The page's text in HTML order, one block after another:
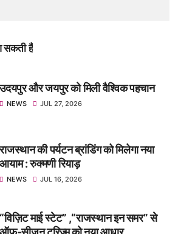
सकती हैं
उदयपुर और जयपुर को मिली वैश्विक पहचान
NEWS JUL 27, 2026
राजस्थान की पर्यटन ब्रांडिंग को मिलेगा नया
आयाम : रुक्मणी रियाड़
NEWS JUL 16, 2026
“विज़िट माई स्टेट” ,“राजस्थान इन समर” से